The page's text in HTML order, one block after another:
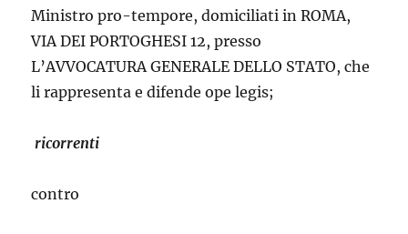
Ministro pro-tempore, domiciliati in ROMA,
VIA DEI PORTOGHESI 12, presso
L’AVVOCATURA GENERALE DELLO STATO, che
li rappresenta e difende ope legis;
ricorrenti
contro